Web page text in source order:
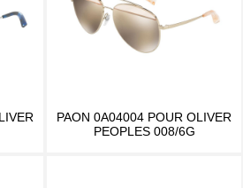
PAON 0A04004 POUR OLIVER
PEOPLES 008/6G